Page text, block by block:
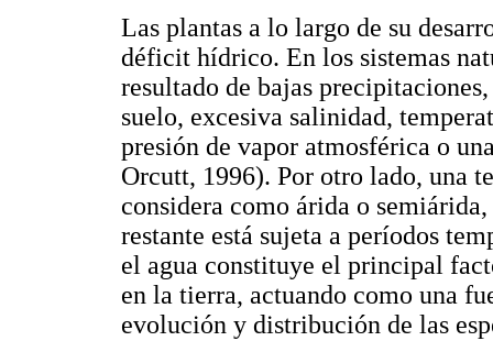
Las plantas a lo largo de su
déficit hídrico. En los sistemas
resultado de bajas
suelo, excesiva salinidad,
presión de vapor atmosférica o
Orcutt, 1996). Por otro lado, una
considera como árida o
restante está sujeta a períodos
el agua constituye el principal
en la tierra, actuando como una
evolución y distribución de las